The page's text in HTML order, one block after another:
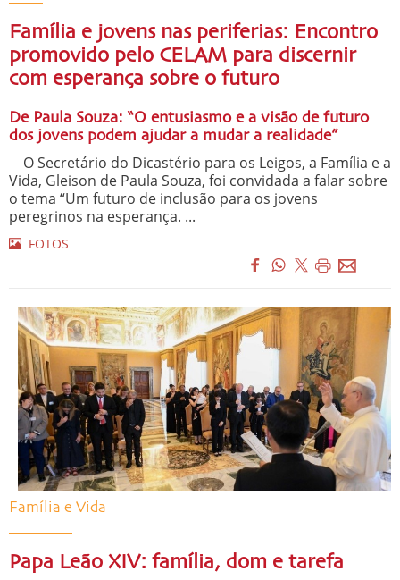
Família e jovens nas periferias: Encontro
promovido pelo CELAM para discernir
com esperança sobre o futuro
De Paula Souza: “O entusiasmo e a visão de futuro
dos jovens podem ajudar a mudar a realidade”
O Secretário do Dicastério para os Leigos, a Família e a
Vida, Gleison de Paula Souza, foi convidada a falar sobre
o tema “Um futuro de inclusão para os jovens
peregrinos na esperança. ...
FOTOS
Família e Vida
Papa Leão XIV: família, dom e tarefa